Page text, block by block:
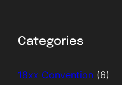
Categories
18xx Convention (6)